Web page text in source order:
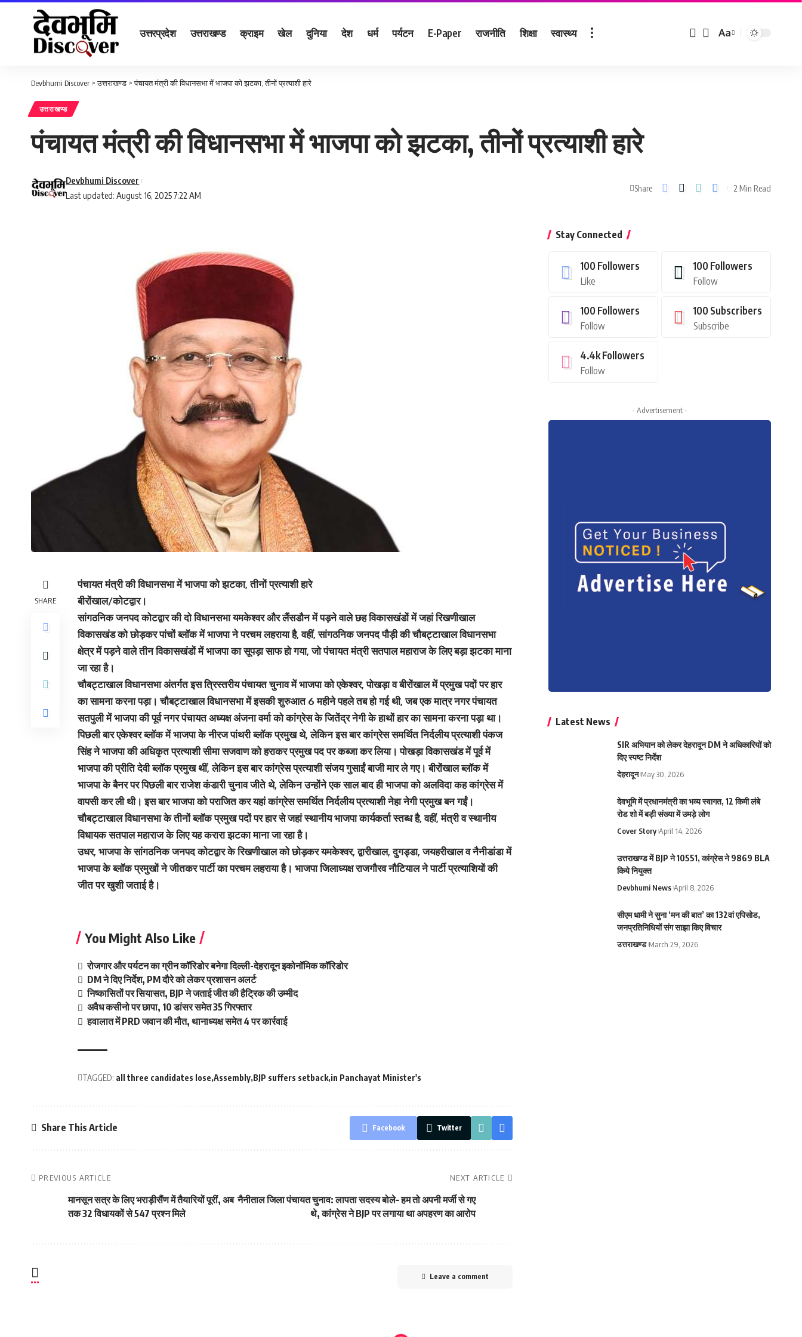
उत्तरप्रदेश उत्तराखण्ड क्राइम खेल दुनिया देश धर्म पर्यटन E-Paper राजनीति शिक्षा स्वास्थ्य
Font
Aa
Devbhumi Discover >उत्तराखण्ड >पंचायत मंत्री की विधानसभा में भाजपा को झटका, तीनों प्रत्याशी हारे
उत्तराखण्ड
पंचायत मंत्री की विधानसभा में भाजपा को झटका, तीनों प्रत्याशी हारे
Last updated: August 16, 2025 7:22 AM
Devbhumi Discover
Share 2 Min Read
SHARE
पंचायत मंत्री की विधानसभा में भाजपा को झटका, तीनों प्रत्याशी हारे
बीरोंखाल/कोटद्वार।
सांगठनिक जनपद कोटद्वार की दो विधानसभा यमकेश्वर और लैंसडौन में पड़ने वाले छह विकासखंडों में जहां रिखणीखाल
विकासखंड को छोड़कर पांचों ब्लॉक में भाजपा ने परचम लहराया है, वहीं, सांगठनिक जनपद पौड़ी की चौबट्टाखाल विधानसभा
क्षेत्र में पड़ने वाले तीन विकासखंडों में भाजपा का सूपड़ा साफ हो गया, जो पंचायत मंत्री सतपाल महाराज के लिए बड़ा झटका माना
जा रहा है।
चौबट्टाखाल विधानसभा अंतर्गत इस त्रिस्तरीय पंचायत चुनाव में भाजपा को एकेश्वर, पोखड़ा व बीरोंखाल में प्रमुख पदों पर हार
का सामना करना पड़ा। चौबट्टाखाल विधानसभा में इसकी शुरुआत 6 महीने पहले तब हो गई थी, जब एक मात्र नगर पंचायत
सतपुली में भाजपा की पूर्व नगर पंचायत अध्यक्ष अंजना वर्मा को कांग्रेस के जितेंद्र नेगी के हाथों हार का सामना करना पड़ा था।
पिछली बार एकेश्वर ब्लॉक में भाजपा के नीरज पांथरी ब्लॉक प्रमुख थे, लेकिन इस बार कांग्रेस समर्थित निर्दलीय प्रत्याशी पंकज
सिंह ने भाजपा की अधिकृत प्रत्याशी सीमा सजवाण को हराकर प्रमुख पद पर कब्जा कर लिया। पोखड़ा विकासखंड में पूर्व में
भाजपा की प्रीति देवी ब्लाॅक प्रमुख थीं, लेकिन इस बार कांग्रेस प्रत्याशी संजय गुसाईं बाजी मार ले गए। बीरोंखाल ब्लॉक में
भाजपा के बैनर पर पिछली बार राजेश कंडारी चुनाव जीते थे, लेकिन उन्होंने एक साल बाद ही भाजपा को अलविदा कह कांग्रेस में
वापसी कर ली थी। इस बार भाजपा को पराजित कर यहां कांग्रेस समर्थित निर्दलीय प्रत्याशी नेहा नेगी प्रमुख बन गईं।
चौबट्टाखाल विधानसभा के तीनों ब्लाॅक प्रमुख पदों पर हार से जहां स्थानीय भाजपा कार्यकर्ता स्तब्ध है, वहीं, मंत्री व स्थानीय
विधायक सतपाल महाराज के लिए यह करारा झटका माना जा रहा है।
उधर, भाजपा के सांगठनिक जनपद कोटद्वार के रिखणीखाल को छोड़कर यमकेश्वर, द्वारीखाल, दुगड्डा, जयहरीखाल व नैनीडांडा में
भाजपा के ब्लॉक प्रमुखों ने जीतकर पार्टी का परचम लहराया है। भाजपा जिलाध्यक्ष राजगौरव नौटियाल ने पार्टी प्रत्याशियों की
जीत पर खुशी जताई है।
You Might Also Like
रोजगार और पर्यटन का ग्रीन कॉरिडोर बनेगा दिल्ली-देहरादून इकोनॉमिक कॉरिडोर
DM ने दिए निर्देश, PM दौरे को लेकर प्रशासन अलर्ट
निष्कासितों पर सियासत, BJP ने जताई जीत की हैट्रिक की उम्मीद
अवैध कसीनो पर छापा, 10 डांसर समेत 35 गिरफ्तार
हवालात में PRD जवान की मौत, थानाध्यक्ष समेत 4 पर कार्रवाई
TAGGED: all three candidates lose Assembly BJP suffers setback in Panchayat Minister's
Share This Article Facebook Twitter
PREVIOUS ARTICLE
मानसून सत्र के लिए भराड़ीसैंण में तैयारियों पूरीं, अब
तक 32 विधायकों से 547 प्रश्न मिले
NEXT ARTICLE
नैनीताल जिला पंचायत चुनाव: लापता सदस्य बोले– हम तो अपनी मर्जी से गए
थे, कांग्रेस ने BJP पर लगाया था अपहरण का आरोप
Leave a comment
Stay Connected
100 Followers
Like
100 Followers
Follow
100 Followers
Follow
100 Subscribers
Subscribe
4.4kFollowers
Follow
- Advertisement -
Latest News
SIR अभियान को लेकर देहरादून DM ने अधिकारियों को
दिए स्पष्ट निर्देश
देहरादून May 30, 2026
देवभूमि में प्रधानमंत्री का भव्य स्वागत, 12 किमी लंबे
रोड शो में बड़ी संख्या में उमड़े लोग
Cover Story April 14, 2026
उत्तराखण्ड में BJP ने 10551, कांग्रेस ने 9869 BLA
किये नियुक्त
Devbhumi News April 8, 2026
सीएम धामी ने सुना ‘मन की बात’ का 132वां एपिसोड,
जनप्रतिनिधियों संग साझा किए विचार
उत्तराखण्ड March 29, 2026